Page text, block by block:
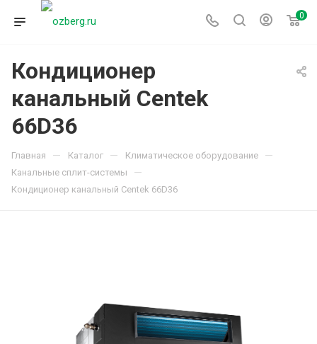
0
Кондиционер
канальный Centek
66D36
Главная — Каталог — Климатическое оборудование —
Канальные сплит-системы —
Кондиционер канальный Centek 66D36